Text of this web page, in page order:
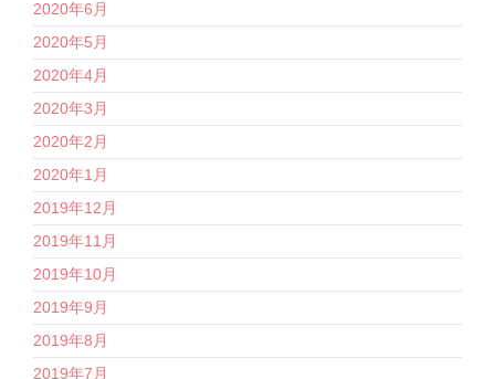
2020年6月
2020年5月
2020年4月
2020年3月
2020年2月
2020年1月
2019年12月
2019年11月
2019年10月
2019年9月
2019年8月
2019年7月